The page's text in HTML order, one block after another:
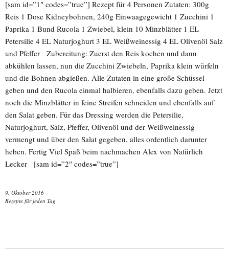
[sam id=”1″ codes=”true”] Rezept für 4 Personen Zutaten: 300g
Reis 1 Dose Kidneybohnen, 240g Einwaagegewicht 1 Zucchini 1
Paprika 1 Bund Rucola 1 Zwiebel, klein 10 Minzblätter 1 EL
Petersilie 4 EL Naturjoghurt 3 EL Weißweinessig 4 EL Olivenöl Salz
und Pfeffer Zubereitung: Zuerst den Reis kochen und dann
abkühlen lassen, nun die Zucchini Zwiebeln, Paprika klein würfeln
und die Bohnen abgießen. Alle Zutaten in eine große Schüssel
geben und den Rucola einmal halbieren, ebenfalls dazu geben. Jetzt
noch die Minzblätter in feine Streifen schneiden und ebenfalls auf
den Salat geben. Für das Dressing werden die Petersilie,
Naturjoghurt, Salz, Pfeffer, Olivenöl und der Weißweinessig
vermengt und über den Salat gegeben, alles ordentlich darunter
heben. Fertig Viel Spaß beim nachmachen Alex von Natürlich
Lecker [sam id=”2″ codes=”true”]
9. Oktober 2016
Rezepte für jeden Tag